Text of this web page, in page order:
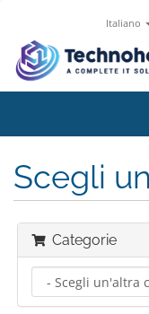
Italiano
Scegli
Categorie